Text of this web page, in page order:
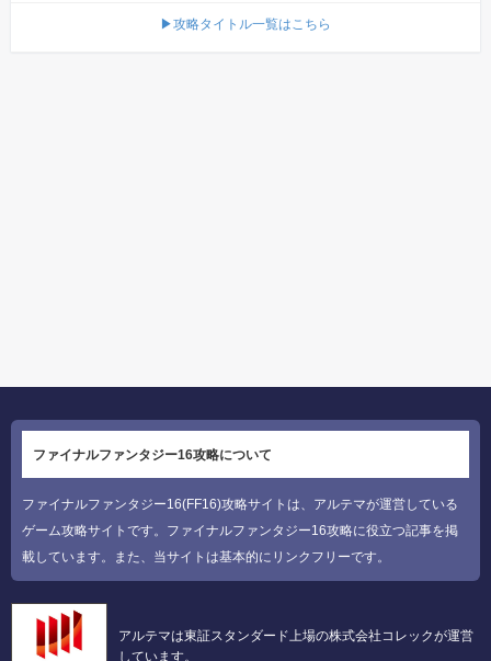
▶攻略タイトル一覧はこちら
ファイナルファンタジー16攻略について
ファイナルファンタジー16(FF16)攻略サイトは、アルテマが運営している
ゲーム攻略サイトです。ファイナルファンタジー16攻略に役立つ記事を掲
載しています。また、当サイトは基本的にリンクフリーです。
アルテマは東証スタンダード上場の株式会社コレックが運営
しています。